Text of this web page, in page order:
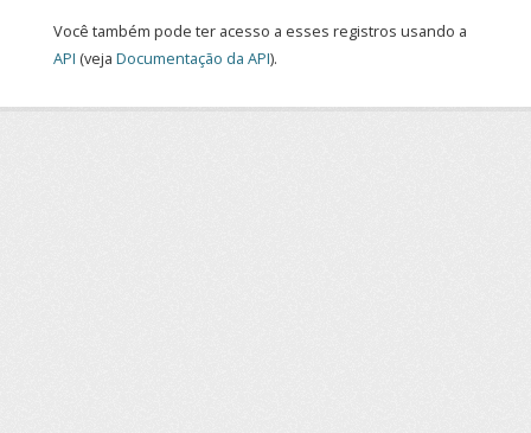
Você também pode ter acesso a esses registros usando a
API (veja Documentação da API).